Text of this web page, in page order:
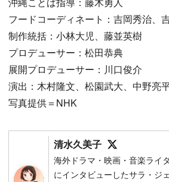
フードコーディネート：吉岡秀治、
制作統括：小林大児、藤並英樹
プロデューサー：松田恭典
展開プロデューサー：川口俊介
演出：木村隆文、松園武大、中野亮
写真提供＝NHK
清水久美子
海外ドラマ・映画・音楽ライ
にインタビューしたサラ・ジ